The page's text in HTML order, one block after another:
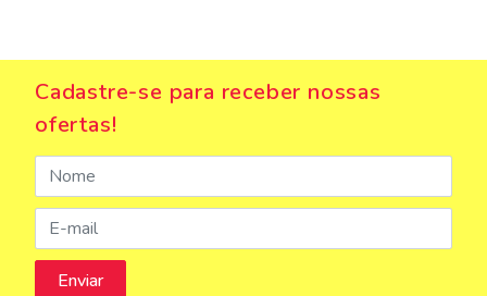
Cadastre-se para receber nossas
ofertas!